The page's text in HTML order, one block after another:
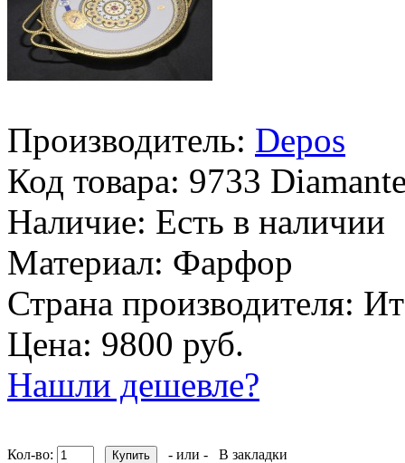
Производитель: Depos
Код товара: 9733
Наличие: Есть в наличии
Материал: Фарфор
Страна производителя:
Цена: 9800 руб.
Нашли дешевле?
Кол-во: - или -
В закладки